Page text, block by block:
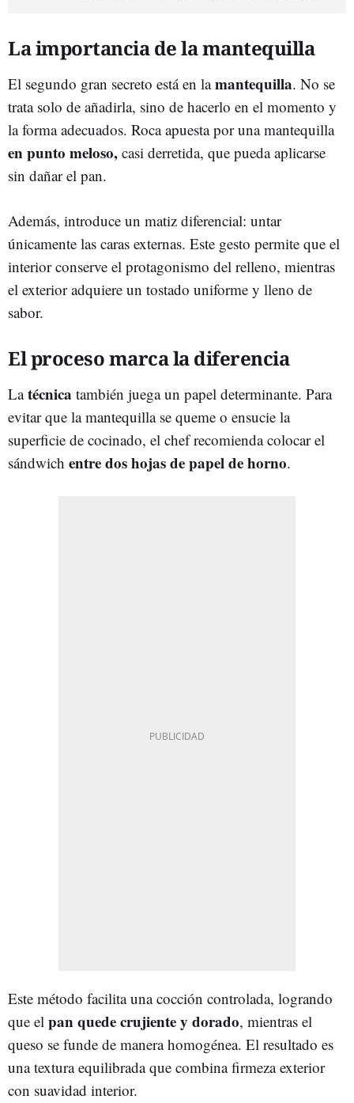
La importancia de la mantequilla
El segundo gran secreto está en lamantequilla. No se
trata solo de añadirla, sino de hacerlo en el momento y
la forma adecuados. Roca apuesta por una mantequilla
en punto meloso, casi derretida, que pueda aplicarse
sin dañar el pan.
Además, introduce un matiz diferencial: untar
únicamente las caras externas. Este gesto permite que el
interior conserve el protagonismo del relleno, mientras
el exterior adquiere un tostado uniforme y lleno de
sabor.
El proceso marca la diferencia
Latécnica también juega un papel determinante. Para
evitar que la mantequilla se queme o ensucie la
superficie de cocinado, el chef recomienda colocar el
sándwich entre dos hojas de papel de horno.
Este método facilita una cocción controlada, logrando
que el pan quede crujiente y dorado, mientras el
queso se funde de manera homogénea. El resultado es
una textura equilibrada que combina firmeza exterior
con suavidad interior.